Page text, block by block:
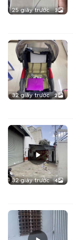
25 giây trước 3
32 giây trước 2
32 giây trước 4